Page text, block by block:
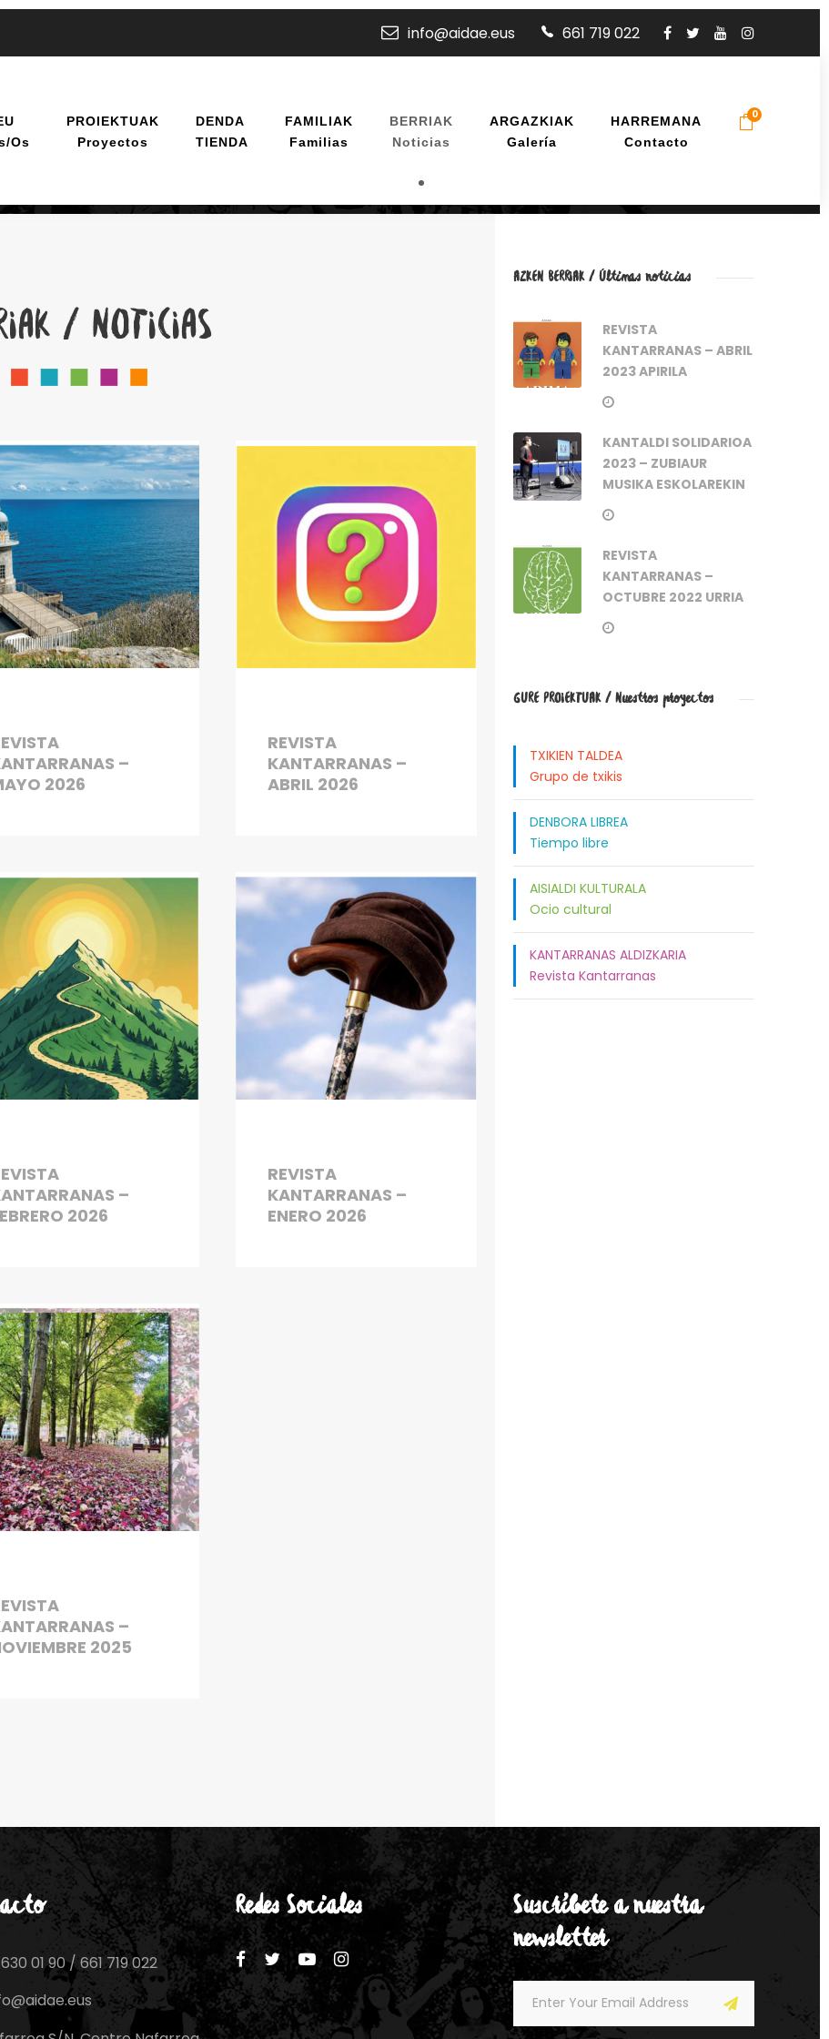
info@aidae.eus 661 719 022
os
PROIEKTUAK
Proyectos
DENDA
TIENDA
FAMILIAK
Familias
BERRIAK
Noticias
ARGAZKIAK
Galería
HARREMANA
Contacto
0
/ NOTICIAS
–
2026
REVISTA
KANTARRANAS –
ABRIL 2026
–
2026
REVISTA
KANTARRANAS –
ENERO 2026
–
2025
AZKEN BERRIAK / Últimas noticias
REVISTA
KANTARRANAS – ABRIL
2023 APIRILA
KANTALDI SOLIDARIOA
2023 – ZUBIAUR
MUSIKA ESKOLAREKIN
REVISTA
KANTARRANAS –
OCTUBRE 2022 URRIA
GURE PROIEKTUAK / Nuestros proyectos
TXIKIEN TALDEA
Grupo de txikis
DENBORA LIBREA
Tiempo libre
AISIALDI KULTURALA
Ocio cultural
KANTARRANAS ALDIZKARIA
Revista Kantarranas
01 90 / 661 719 022
Redes Sociales
Suscríbete a nuestra
newsletter